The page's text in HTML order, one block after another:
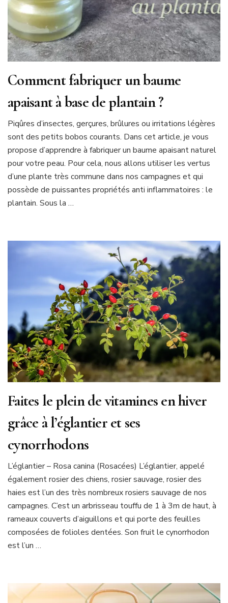
Comment fabriquer un baume
apaisant à base de plantain ?
Piqûres d’insectes, gerçures, brûlures ou irritations légères
sont des petits bobos courants. Dans cet article, je vous
propose d’apprendre à fabriquer un baume apaisant naturel
pour votre peau. Pour cela, nous allons utiliser les vertus
d’une plante très commune dans nos campagnes et qui
possède de puissantes propriétés anti inflammatoires : le
plantain. Sous la …
Faites le plein de vitamines en hiver
grâce à l’églantier et ses
cynorrhodons
L’églantier – Rosa canina (Rosacées) L’églantier, appelé
également rosier des chiens, rosier sauvage, rosier des
haies est l’un des très nombreux rosiers sauvage de nos
campagnes. C’est un arbrisseau touffu de 1 à 3m de haut, à
rameaux couverts d’aiguillons et qui porte des feuilles
composées de folioles dentées. Son fruit le cynorrhodon
est l’un …